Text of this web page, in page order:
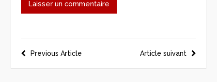
Article suivant
Previous Article